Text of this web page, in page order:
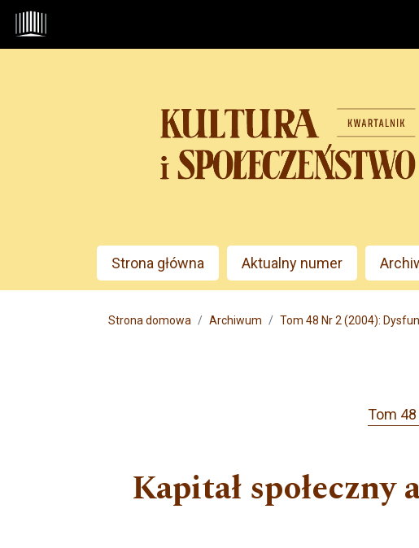
Przejdź do głównego menu
Przejdź do sekcji głównej
Przejdź do stopki
Admin menu
Main menu
Strona główna Aktualny numer
Strona domowa Archiwum Tom 48 Nr 2 (2004):
Tom
Kapitał